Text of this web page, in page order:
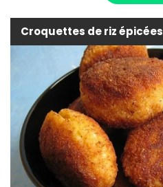
Croquettes de riz épicées